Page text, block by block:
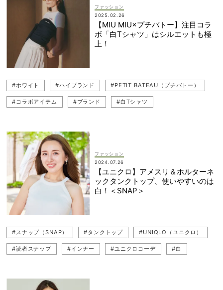
#オールホワイト
#黒ワンピース #学校行事メイク #母行事コーデ
#ブランド名品 #白コーデ #入学式 #入学準備
#スナップ（SNAP）
#甘黒ワンピース #卒入園・卒入学
#ハイブランド #黒パンツコーデ #名品 #園行事
#ワンピースコーデ #入学 #ジャケットコーデ
ファッション
2025.02.26
【MIU MIU×プチバトー】注目コラ
ボ「白Tシャツ」はシルエットも極
上！
#ホワイト #ハイブランド #PETIT BATEAU（プチバトー）
#コラボアイテム #ブランド #白Tシャツ
ファッション
2024.07.26
【ユニクロ】アメスリ＆ホルターネ
ックタンクトップ、使いやすいのは
白！＜SNAP＞
#スナップ（SNAP） #タンクトップ #UNIQLO（ユニクロ）
#読者スナップ #インナー #ユニクロコーデ #白
#スカートコーデ